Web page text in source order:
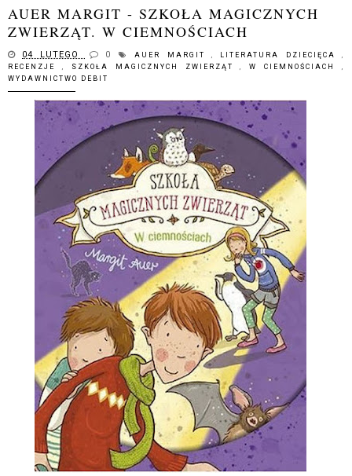
AUER MARGIT - SZKOŁA MAGICZNYCH
ZWIERZĄT. W CIEMNOŚCIACH
04 LUTEGO 0 AUER MARGIT , LITERATURA DZIECIĘCA,
RECENZJE , SZKOŁA MAGICZNYCH ZWIERZĄT,W CIEMNOŚCIACH ,
WYDAWNICTWO DEBIT